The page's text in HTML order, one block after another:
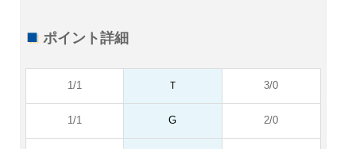
ポイント詳細
1/1 Ｔ 3/0
1/1 G 2/0